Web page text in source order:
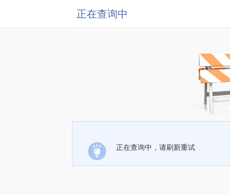
正在查询中
正在查询中，请刷新重试